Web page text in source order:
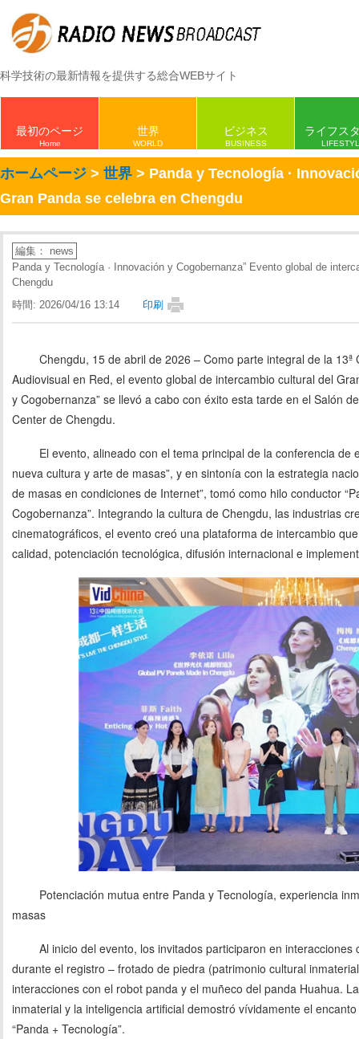
科学技術の最新情報を提供する総合WEBサイト
最初のページ
Home
世界
WORLD
ビジネス
BUSINESS
ライフス
ホームページ > 世界 > Panda y Tecnología ·
Gran Panda se celebra en Chengdu
編集： news
Panda y Tecnología · Innovación y Cogobernanza” Evento global de
Chengdu
時間: 2026/04/16 13:14
印刷
Chengdu, 15 de abril de 2026 – Como parte integral de la 13ª
Audiovisual en Red, el evento global de intercambio cultural del
y Cogobernanza” se llevó a cabo con éxito esta tarde en el Salón
Center de Chengdu.
El evento, alineado con el tema principal de la conferencia de
nueva cultura y arte de masas”, y en sintonía con la estrategia
de masas en condiciones de Internet”, tomó como hilo conductor
Cogobernanza”. Integrando la cultura de Chengdu, las industrias
cinematográficos, el evento creó una plataforma de intercambio
calidad, potenciación tecnológica, difusión internacional e
Potenciación mutua entre Panda y Tecnología, experiencia
masas
Al inicio del evento, los invitados participaron en
durante el registro – frotado de piedra (patrimonio cultural
interacciones con el robot panda y el muñeco del panda Huahua.
inmaterial y la inteligencia artificial demostró vívidamente el
“Panda + Tecnología”.